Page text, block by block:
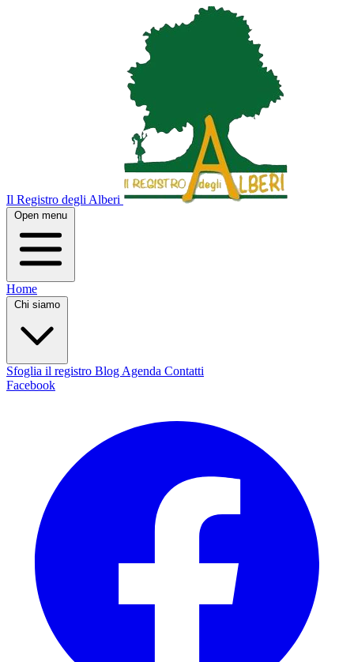
Il Registro degli Alberi
Open menu
Home
Chi siamo
Sfoglia il registro Blog Agenda Contatti
Facebook